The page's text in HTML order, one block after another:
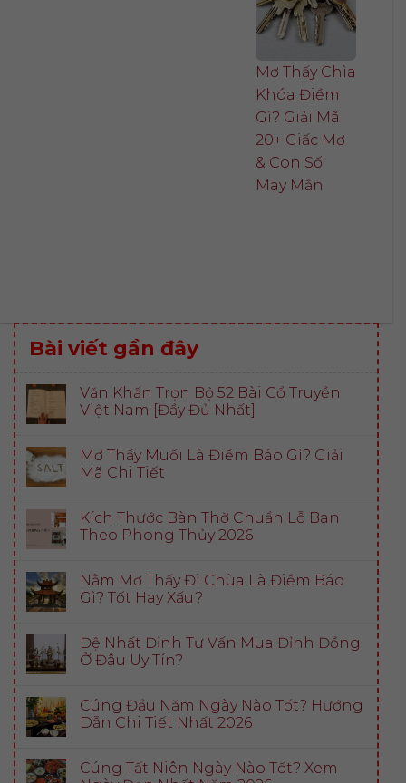
Mơ Thấy Chìa
Khóa Điềm
Gì? Giải Mã
20+ Giấc Mơ
& Con Số
May Mắn
Bài viết gần đây
Văn Khấn Trọn Bộ 52 Bài Cổ Truyền
Việt Nam [Đầy Đủ Nhất]
Mơ Thấy Muối Là Điềm Báo Gì? Giải
Mã Chi Tiết
Kích Thước Bàn Thờ Chuẩn Lỗ Ban
Theo Phong Thủy 2026
Nằm Mơ Thấy Đi Chùa Là Điềm Báo
Gì? Tốt Hay Xấu?
Đệ Nhất Đỉnh Tư Vấn Mua Đỉnh Đồng
Ở Đâu Uy Tín?
Cúng Đầu Năm Ngày Nào Tốt? Hướng
Dẫn Chi Tiết Nhất 2026
Cúng Tất Niên Ngày Nào Tốt? Xem